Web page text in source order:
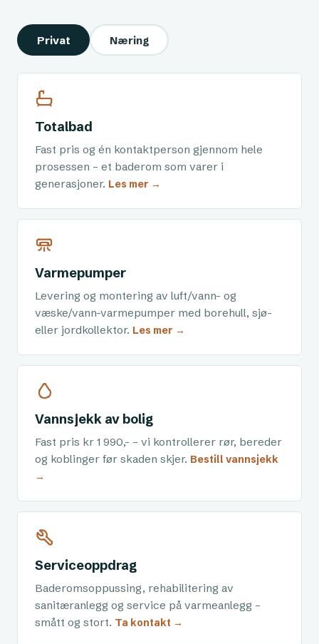
Privat Næring
Totalbad
Fast pris og én kontaktperson gjennom hele
prosessen – et baderom som varer i
generasjoner. Les mer →
Varmepumper
Levering og montering av luft/vann- og
væske/vann-varmepumper med borehull, sjø-
eller jordkollektor. Les mer →
Vannsjekk av bolig
Fast pris kr 1 990,- – vi kontrollerer rør, bereder
og koblinger før skaden skjer. Bestill vannsjekk
→
Serviceoppdrag
Baderomsoppussing, rehabilitering av
sanitæranlegg og service på varmeanlegg –
smått og stort. Ta kontakt →